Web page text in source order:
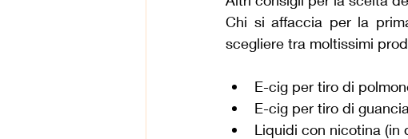
Chi si affaccia per la
scegliere tra moltissimi
E-cig per tiro di
E-cig per tiro di
Liquidi con nicotina (in